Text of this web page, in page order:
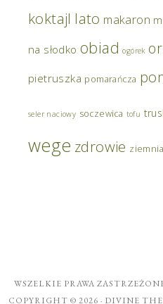
koktajl lato makaron
na słodko obiad ogórek
pietruszka pomarańcza
seler naciowy soczewica tofu
wege zdrowie
WSZELKIE PRAWA
COPYRIGHT © 2026 · DIVINE